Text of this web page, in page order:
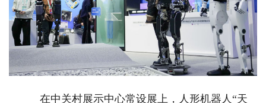
在中关村展示中心常设展上，人形机器人“天